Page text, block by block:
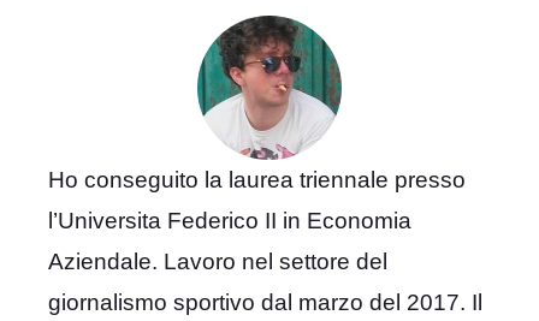
Ho conseguito la laurea triennale presso
l’Universita Federico II in Economia
Aziendale. Lavoro nel settore del
giornalismo sportivo dal marzo del 2017. Il